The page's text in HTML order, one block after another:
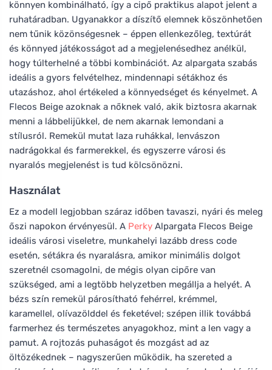
könnyen kombinálható, így a cipő praktikus alapot jelent a
ruhatáradban. Ugyanakkor a díszítő elemnek köszönhetően
nem tűnik közönségesnek – éppen ellenkezőleg, textúrát
és könnyed játékosságot ad a megjelenésedhez anélkül,
hogy túlterhelné a többi kombinációt. Az alpargata szabás
ideális a gyors felvételhez, mindennapi sétákhoz és
utazáshoz, ahol értékeled a könnyedséget és kényelmet. A
Flecos Beige azoknak a nőknek való, akik biztosra akarnak
menni a lábbelijükkel, de nem akarnak lemondani a
stílusról. Remekül mutat laza ruhákkal, lenvászon
nadrágokkal és farmerekkel, és egyszerre városi és
nyaralós megjelenést is tud kölcsönözni.
Használat
Ez a modell legjobban száraz időben tavaszi, nyári és meleg
őszi napokon érvényesül. A Perky Alpargata Flecos Beige
ideális városi viseletre, munkahelyi lazább dress code
esetén, sétákra és nyaralásra, amikor minimális dolgot
szeretnél csomagolni, de mégis olyan cipőre van
szükséged, ami a legtöbb helyzetben megállja a helyét. A
bézs szín remekül párosítható fehérrel, krémmel,
karamellel, olívazölddel és feketével; szépen illik továbbá
farmerhez és természetes anyagokhoz, mint a len vagy a
pamut. A rojtozás puhaságot és mozgást ad az
öltözékednek – nagyszerűen működik, ha szereted a